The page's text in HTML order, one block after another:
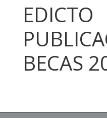
EDICTO
BECAS